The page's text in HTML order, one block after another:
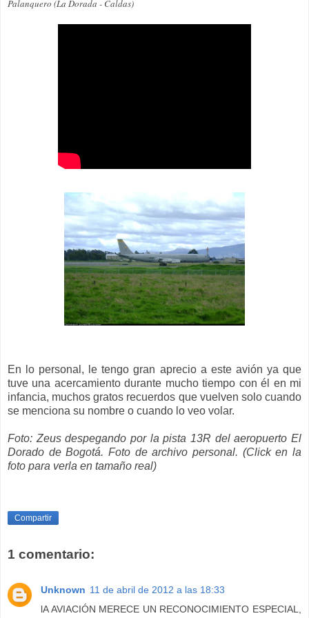
Palanquero (La Dorada - Caldas)
En lo personal, le tengo gran aprecio a este avión ya que
tuve una acercamiento durante mucho tiempo con él en mi
infancia, muchos gratos recuerdos que vuelven solo cuando
se menciona su nombre o cuando lo veo volar.
Foto: Zeus despegando por la pista 13R del aeropuerto El
Dorado de Bogotá. Foto de archivo personal. (Click en la
foto para verla en tamaño real)
Compartir
1 comentario:
Unknown 11 de abril de 2012 a las 18:33
lA AVIACIÓN MERECE UN RECONOCIMIENTO ESPECIAL,